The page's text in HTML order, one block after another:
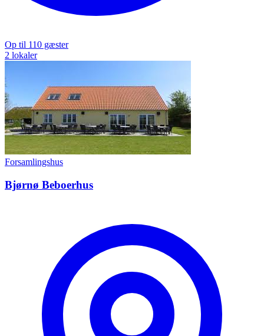
Op til 110 gæster
2 lokaler
Forsamlingshus
Bjørnø Beboerhus